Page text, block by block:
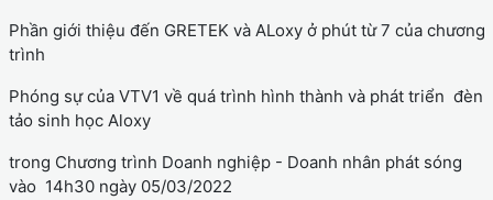
Phần giới thiệu đến GRETEK và ALoxy ở phút từ 7 của chương
trình
Phóng sự của VTV1 về quá trình hình thành và phát triển đèn
tảo sinh học Aloxy
trong Chương trình Doanh nghiệp - Doanh nhân phát sóng
vào 14h30 ngày 05/03/2022